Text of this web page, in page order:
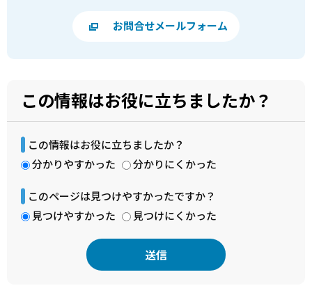
お問合せメールフォーム
この情報はお役に立ちましたか？
この情報はお役に立ちましたか？
分かりやすかった
分かりにくかった
このページは見つけやすかったですか？
見つけやすかった
見つけにくかった